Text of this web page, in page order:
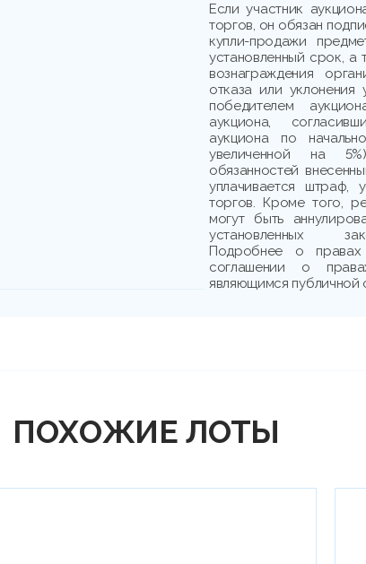
Если участник
торгов, он обязан
купли-продажи
установленный срок, а
вознаграждения
отказа или уклонения
победителем
аукциона,
аукциона по
увеличенной на
обязанностей
уплачивается штраф,
торгов. Кроме того,
могут быть
установленных
Подробнее о
соглашении о
являющимся публичной
ПОХОЖИЕ ЛОТЫ